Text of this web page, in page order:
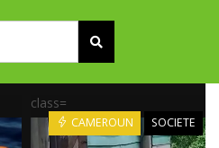
class=
CAMEROUN SOCIETE